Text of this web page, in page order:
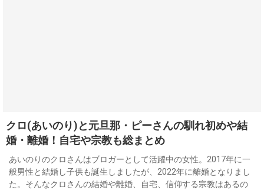
クロ(あいのり)と元旦那・ピーさんの馴れ初めや結
婚・離婚！自宅や宗教も総まとめ
あいのりのクロさんはブロガーとして活躍中の女性。2017年に一
般男性と結婚し子供も誕生しましたが、2022年に離婚となりまし
た。そんなクロさんの結婚や離婚、自宅、信仰する宗教はあるの